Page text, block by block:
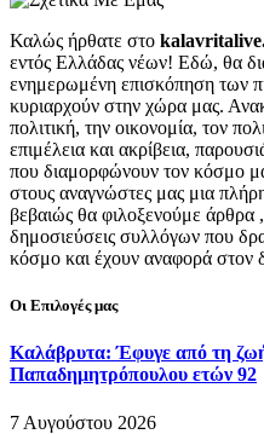
Καλώς ήρθατε στο
εντός Ελλάδας νέων! Εδώ, θα
ενημερωμένη επισκόπηση των
κυριαρχούν στην χώρα μας.
πολιτική, την οικονομία, τον
επιμέλεια και ακρίβεια,
που διαμορφώνουν τον κόσμο
στους αναγνώστες μας μια
βεβαιώς θα φιλοξενούμε άρθρα ,
δημοσιεύσεις συλλόγων που
κόσμο και έχουν αναφορά
Οι Επιλογές μας
Καλάβρυτα: Έφυγε από τη
Παπαδημητρόπουλου ετών 92
7 Αυγούστου 2026